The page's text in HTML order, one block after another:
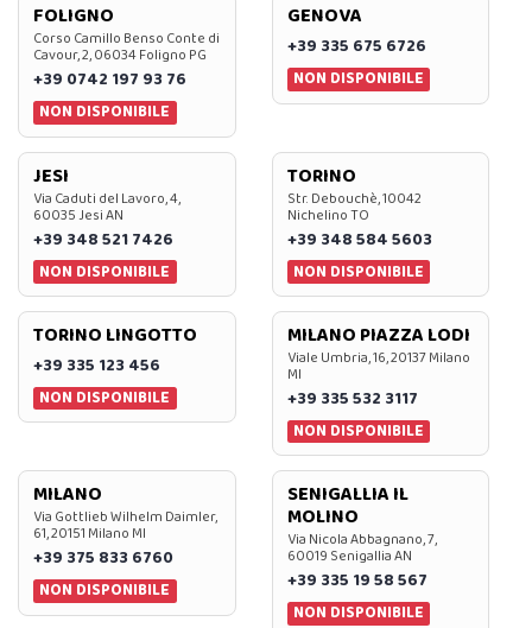
FOLIGNO
Corso Camillo Benso Conte di
Cavour, 2, 06034 Foligno PG
+39 0742 197 93 76
NON DISPONIBILE
GENOVA
+39 335 675 6726
NON DISPONIBILE
JESI
Via Caduti del Lavoro, 4,
60035 Jesi AN
+39 348 521 7426
NON DISPONIBILE
TORINO
Str. Debouchè, 10042
Nichelino TO
+39 348 584 5603
NON DISPONIBILE
TORINO LINGOTTO
+39 335 123 456
NON DISPONIBILE
MILANO PIAZZA LODI
Viale Umbria, 16, 20137 Milano
MI
+39 335 532 3117
NON DISPONIBILE
MILANO
Via Gottlieb Wilhelm Daimler,
61, 20151 Milano MI
+39 375 833 6760
NON DISPONIBILE
SENIGALLIA IL
MOLINO
Via Nicola Abbagnano, 7,
60019 Senigallia AN
+39 335 19 58 567
NON DISPONIBILE